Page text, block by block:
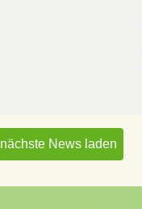
nächste News laden